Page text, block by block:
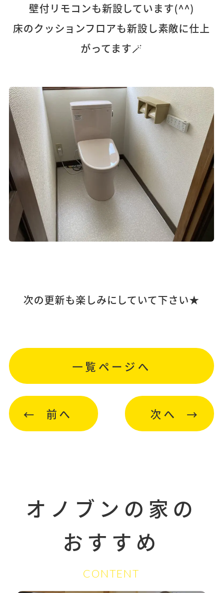
壁付リモコンも新設しています(^^)
床のクッションフロアも新設し素敵に仕上
がってます🪄
次の更新も楽しみにしていて下さい★
前へ
一覧ページへ
次へ
オノブンの家の
おすすめ
CONTENT